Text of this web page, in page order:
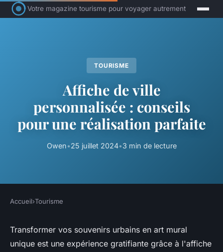
Votre magazine tourisme pour voyager autrement
TOURISME
Affiche de ville
personnalisée : conseils
pour une réalisation parfaite
Owen•25 juillet 2024•3 min de lecture
Accueil›Tourisme
Transformer vos souvenirs urbains en art mural
unique est une expérience gratifiante grâce à l'affiche